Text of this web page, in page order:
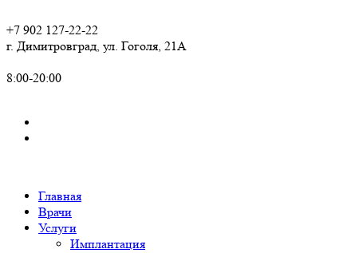
+7 902 127-22-22
г. Димитровград, ул. Гоголя, 21А
8:00-20:00
Главная
Врачи
Услуги
Имплантация